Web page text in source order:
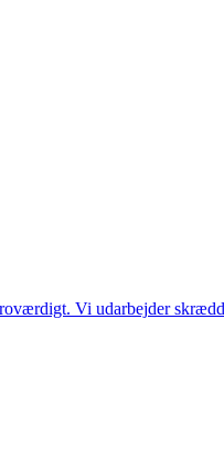
Vi udarbejder